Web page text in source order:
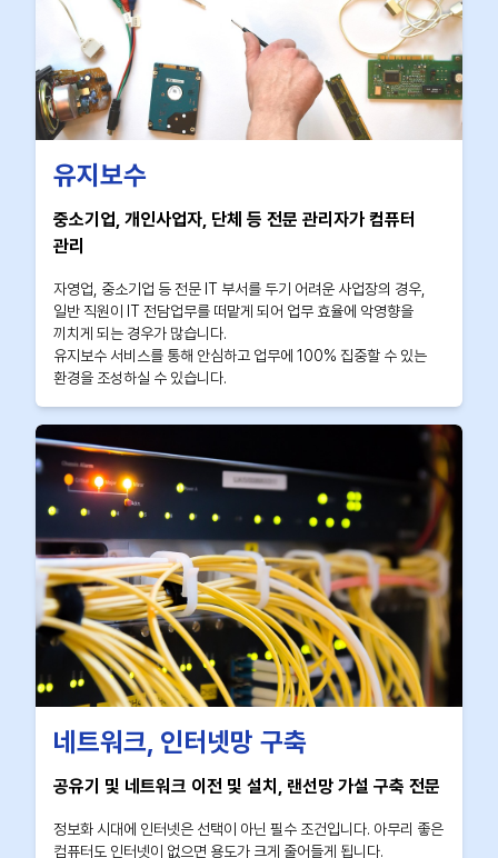
유지보수
중소기업, 개인사업자, 단체 등 전문 관리자가 컴퓨터
관리
자영업, 중소기업 등 전문 IT 부서를 두기 어려운 사업장의 경우,
일반 직원이 IT 전담업무를 떠맡게 되어 업무 효율에 악영향을
끼치게 되는 경우가 많습니다.
유지보수 서비스를 통해 안심하고 업무에 100% 집중할 수 있는
환경을 조성하실 수 있습니다.
네트워크, 인터넷망 구축
공유기 및 네트워크 이전 및 설치, 랜선망 가설 구축 전문
정보화 시대에 인터넷은 선택이 아닌 필수 조건입니다. 아무리 좋은
컴퓨터도 인터넷이 없으면 용도가 크게 줄어들게 됩니다.